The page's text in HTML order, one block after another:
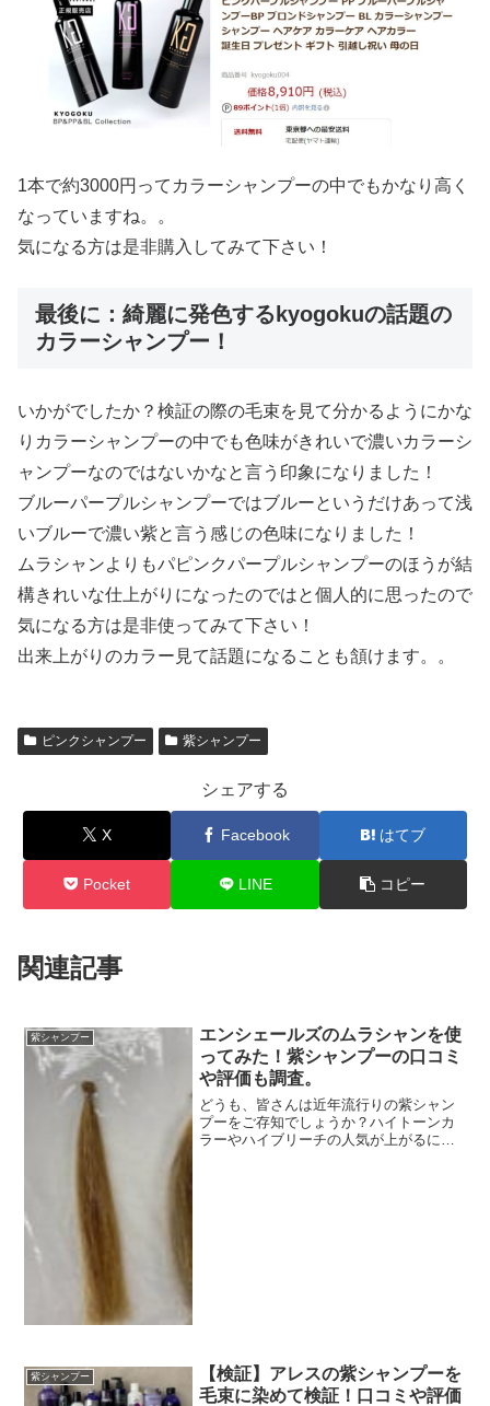
1本で約3000円ってカラーシャンプーの中でもかなり高く
なっていますね。。
気になる方は是非購入してみて下さい！
最後に：綺麗に発色するkyogokuの話題の
カラーシャンプー！
いかがでしたか？検証の際の毛束を見て分かるようにかな
りカラーシャンプーの中でも色味がきれいで濃いカラーシ
ャンプーなのではないかなと言う印象になりました！
ブルーパープルシャンプーではブルーというだけあって浅
いブルーで濃い紫と言う感じの色味になりました！
ムラシャンよりもパピンクパープルシャンプーのほうが結
構きれいな仕上がりになったのではと個人的に思ったので
気になる方は是非使ってみて下さい！
出来上がりのカラー見て話題になることも頷けます。。
ピンクシャンプー 紫シャンプー
シェアする
X Facebook はてブ
Pocket LINE コピー
関連記事
紫シャンプー
エンシェールズのムラシャンを使
ってみた！紫シャンプーの口コミ
や評価も調査。
どうも、皆さんは近年流行りの紫シャン
プーをご存知でしょうか？ハイトーンカ
ラーやハイブリーチの人気が上がるにつ
紫シャンプー
【検証】アレスの紫シャンプーを
毛束に染めて検証！口コミや評価